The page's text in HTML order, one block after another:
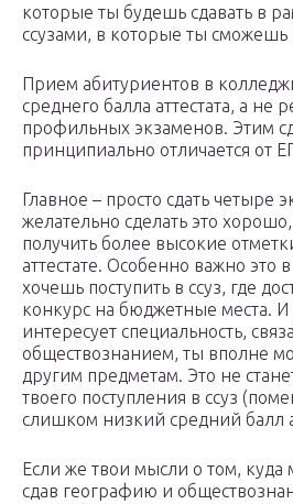
которые ты будешь сдавать в
ссузами, в которые ты сможешь
Прием абитуриентов в
среднего балла аттестата, а не
профильных экзаменов. Этим
принципиально отличается от
Главное – просто сдать четыре
желательно сделать это
получить более высокие
аттестате. Особенно важно это
хочешь поступить в ссуз, где
конкурс на бюджетные места. И
интересует специальность,
обществознанием, ты вполне
другим предметам. Это не
твоего поступления в ссуз
слишком низкий средний балл
Если же твои мысли о том, куда
сдав географию и